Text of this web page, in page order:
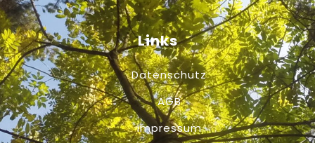
Links
Datenschutz
AGB
Impressum